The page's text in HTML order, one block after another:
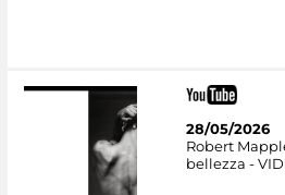
28/05/2026
Robert
bellezza -